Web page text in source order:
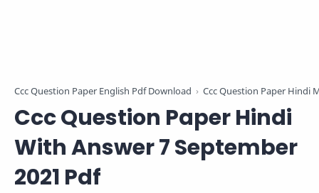
Ccc Question Paper English Pdf Download Ccc Question Paper Hindi
Ccc Question Paper Hindi
With Answer 7 September
2021 Pdf